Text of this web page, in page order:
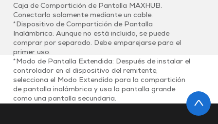
Caja de Compartición de Pantalla MAXHUB.
Conectarlo solamente mediante un cable.
*Dispositivo de Compartición de Pantalla
Inalámbrica: Aunque no está incluido, se puede
comprar por separado. Debe emparejarse para el
primer uso.
*Modo de Pantalla Extendida: Después de instalar el
controlador en el dispositivo del remitente,
selecciona el Modo Extendido para la compartición
de pantalla inalámbrica y usa la pantalla grande
como una pantalla secundaria.